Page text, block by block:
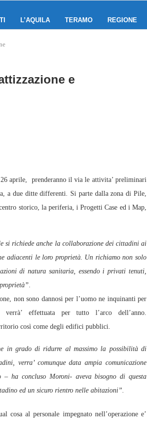
L’AQUILA TERAMO REGIONE
e
aprile, prenderanno il via le attivita’ preliminari
a due ditte differenti. Si parte dalla zona di Pile,
storico, la periferia, i Progetti Case ed i Map,
si richiede anche la collaborazione dei cittadini ai
adiacenti le loro proprietà. Un richiamo non solo
di natura sanitaria, essendo i privati tenuti,
.
non sono dannosi per l’uomo ne inquinanti per
verrà’ effettuata per tutto l’arco dell’anno.
così come degli edifici pubblici.
in grado di ridurre al massimo la possibilità di
verra’ comunque data ampia comunicazione
– ha concluso Moroni- aveva bisogno di questa
ed un sicuro rientro nelle abitazioni”.
al personale impegnato nell’operazione e’